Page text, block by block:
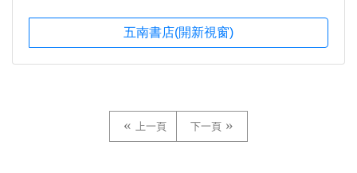
五南書店(開新視窗)
上一頁 下一頁